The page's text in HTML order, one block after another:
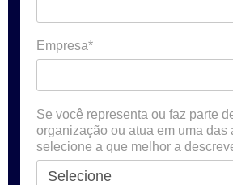
Empresa*
Se você representa ou faz parte
organização ou atua em uma das
selecione a que melhor a